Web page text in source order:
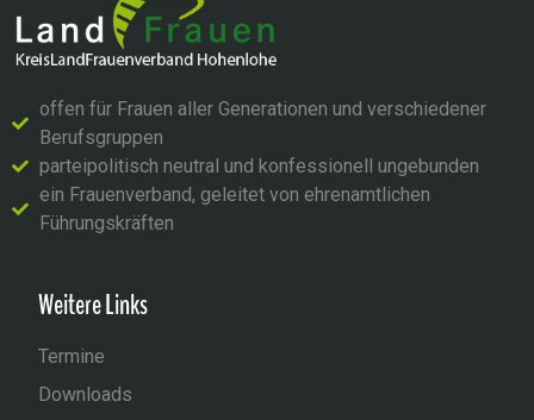
offen für Frauen aller Generationen und verschiedener
Berufsgruppen
parteipolitisch neutral und konfessionell ungebunden
ein Frauenverband, geleitet von ehrenamtlichen
Führungskräften
Weitere Links
Termine
Downloads